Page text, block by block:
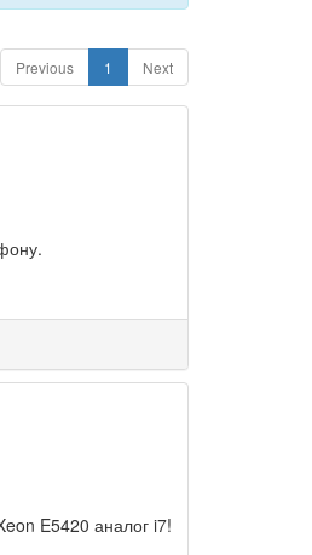
Previous 1 Next
E5420 аналог i7!